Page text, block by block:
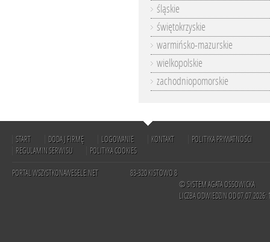
śląskie
świętokrzyskie
warmińsko-mazurskie
wielkopolskie
zachodniopomorskie
START DODAJ FIRMĘ LOGOWANIE KONTAKT
POLITYKA PRYWATNOŚCI
REGULAMIN SERWISU
POLITYKA COOKIES
PORTAL WSZYSTKONAWESELE.NET
83-320 KISTOWO 8
© SYSTEM AGATA OSSOWICKA
LICZBA ODWIEDZIN OD 07.07.2026: